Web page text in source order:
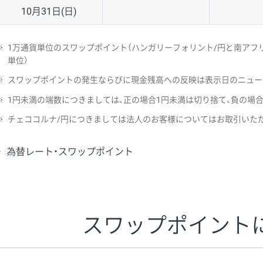
10月31日(日)
1万通貨単位のスワップポイント（ハンガリーフォリント/円と南ア
単位）
スワップポイントの発生ならびに現金残高への反映は表示日のニュ
1円未満の端数につきましては、正の場合1円未満は切り捨て、負の場
チェココルナ/円につきましては法人のお客様についてはお取引いた
為替レート・スワップポイント
スワップポイント